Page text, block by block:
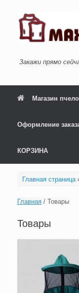
содержанию
Закажи прямо
Магазин
Оформление
КОРЗИНА
Главная страница
Главная / Товары
Товары